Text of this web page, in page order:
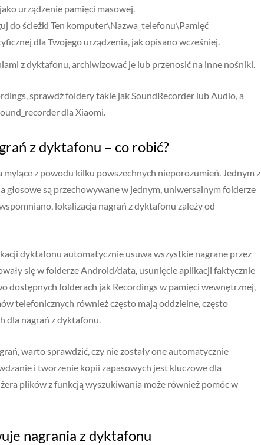
urządzenie pamięci masowej.
do ścieżki Ten komputer\Nazwa_telefonu\Pamięć
dla Twojego urządzenia, jak opisano wcześniej.
z dyktafonu, archiwizować je lub przenosić na inne nośniki.
sprawdź foldery takie jak SoundRecorder lub Audio, a
dla Xiaomi.
z dyktafonu – co robić?
z powodu kilku powszechnych nieporozumień. Jednym z
głosowe są przechowywane w jednym, uniwersalnym folderze
lokalizacja nagrań z dyktafonu zależy od
dyktafonu automatycznie usuwa wszystkie nagrane przez
się w folderze Android/data, usunięcie aplikacji faktycznie
dostępnych folderach jak Recordings w pamięci wewnętrznej,
telefonicznych również często mają oddzielne, często
dla nagrań z dyktafonu.
warto sprawdzić, czy nie zostały one automatycznie
i tworzenie kopii zapasowych jest kluczowe dla
plików z funkcją wyszukiwania może również pomóc w
nagrania z dyktafonu